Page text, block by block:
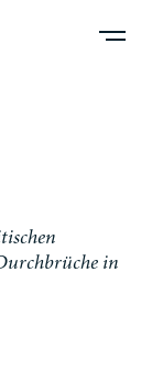
tischen
urchbrüche in